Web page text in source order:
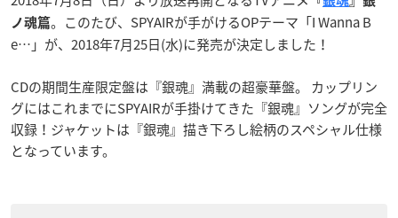
ノ魂篇。このたび、SPYAIRが手がけるOPテーマ「I Wanna B
e…」が、2018年7月25日(水)に発売が決定しました！
CDの期間生産限定盤は『銀魂』満載の超豪華盤。 カップリン
グにはこれまでにSPYAIRが手掛けてきた『銀魂』ソングが完全
収録！ジャケットは『銀魂』描き下ろし絵柄のスペシャル仕様
となっています。